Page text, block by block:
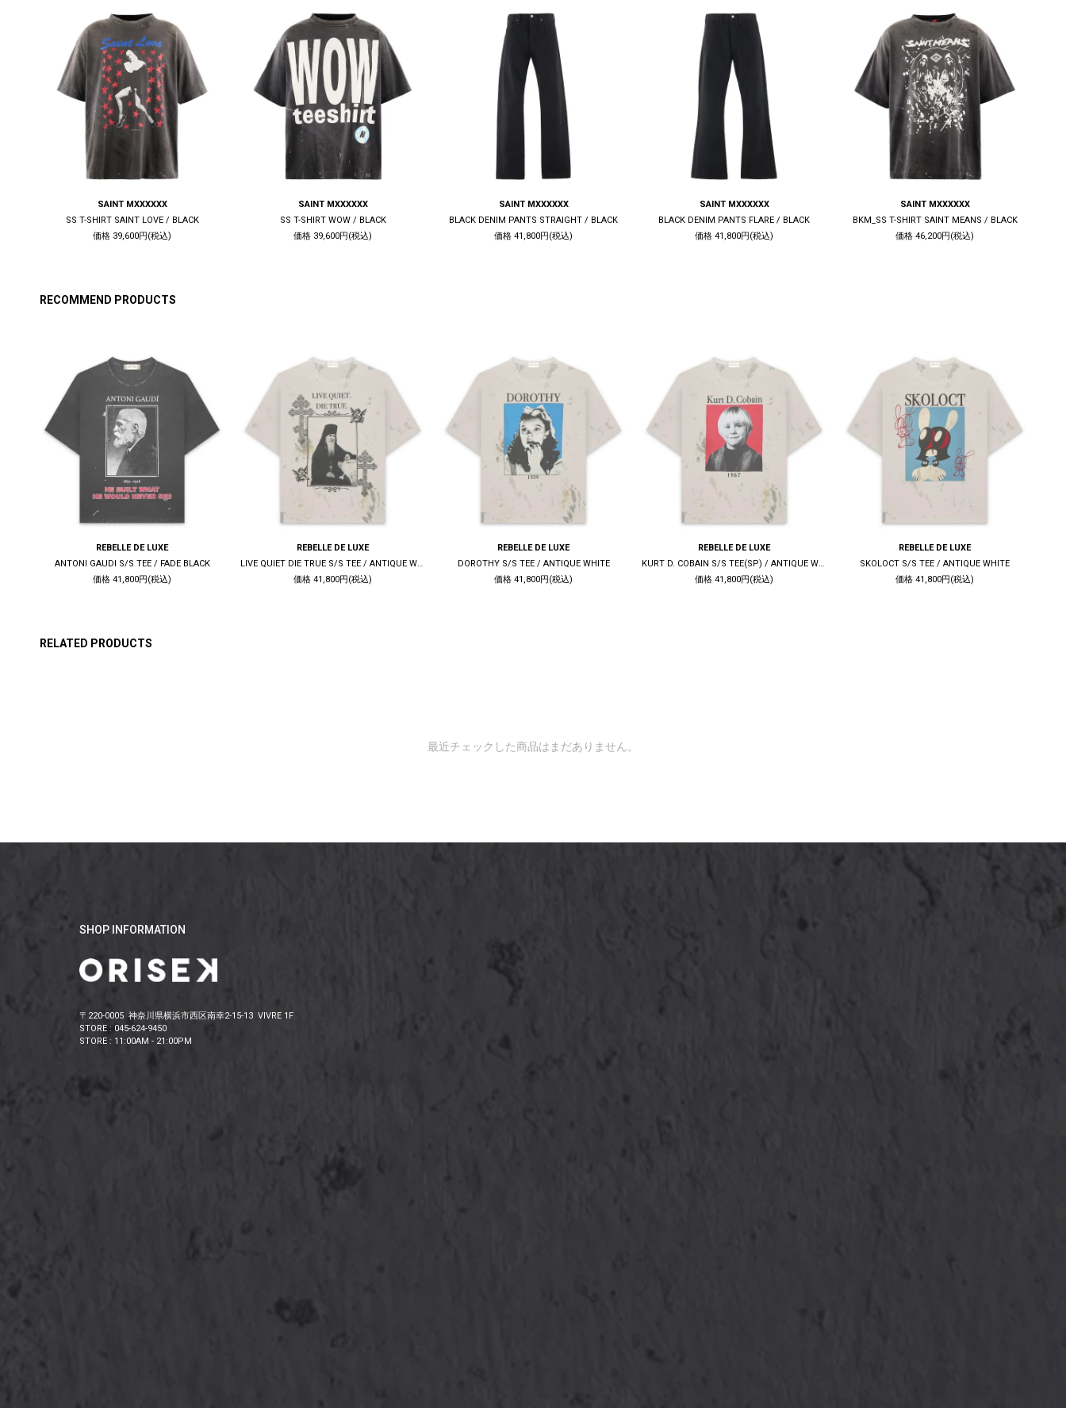
SAINT MXXXXXX
SS T-SHIRT SAINT LOVE / BLACK
価格 39,600円(税込)
SAINT MXXXXXX
SS T-SHIRT WOW / BLACK
価格 39,600円(税込)
SAINT MXXXXXX
BLACK DENIM PANTS STRAIGHT / BLACK
価格 41,800円(税込)
SAINT MXXXXXX
BLACK DENIM PANTS FLARE / BLACK
価格 41,800円(税込)
SAINT MXXXXXX
BKM_SS T-SHIRT SAINT MEANS / BLACK
価格 46,200円(税込)
RECOMMEND PRODUCTS
REBELLE DE LUXE
ANTONI GAUDI S/S TEE / FADE BLACK
価格 41,800円(税込)
REBELLE DE LUXE
LIVE QUIET DIE TRUE S/S TEE / ANTIQUE WHITE
価格 41,800円(税込)
REBELLE DE LUXE
DOROTHY S/S TEE / ANTIQUE WHITE
価格 41,800円(税込)
REBELLE DE LUXE
KURT D. COBAIN S/S TEE(SP) / ANTIQUE WHITE
価格 41,800円(税込)
REBELLE DE LUXE
SKOLOCT S/S TEE / ANTIQUE WHITE
価格 41,800円(税込)
RELATED PRODUCTS
最近チェックした商品はまだありません。
SHOP INFORMATION
〒220-0005 神奈川県横浜市西区南幸2-15-13 VIVRE 1F
STORE : 045-624-9450
STORE : 11:00AM - 21:00PM